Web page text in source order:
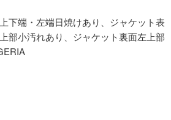
下端・左端日焼けあり、ジャケット表
部小汚れあり、ジャケット裏面左上部